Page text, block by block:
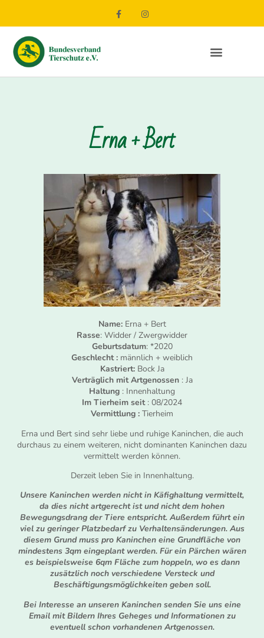
Erna + Bert
Name:Erna + Bert
Rasse: Widder / Zwergwidder
Geburtsdatum: *2020
Geschlecht : männlich + weiblich
Kastriert:Bock Ja
Verträglich mit Artgenossen: Ja
Haltung : Innenhaltung
Im Tierheim seit: 08/2024
Vermittlung : Tierheim
Erna und Bert sind sehr liebe und ruhige Kaninchen, die auch
durchaus zu einem weiteren, nicht dominanten Kaninchen dazu
vermittelt werden können.
Derzeit leben Sie in Innenhaltung.
Unsere Kaninchen werden nicht in Käfighaltung vermittelt,
da dies nicht artgerecht ist und nicht dem hohen
Bewegungsdrang der Tiere entspricht. Außerdem führt ein
viel zu geringer Platzbedarf zu Verhaltensänderungen. Aus
diesem Grund muss pro Kaninchen eine Grundfläche von
mindestens 3qm eingeplant werden. Für ein Pärchen wären
es beispielsweise 6qm Fläche zum hoppeln, wo es dann
zusätzlich noch verschiedene Versteck und
Beschäftigungsmöglichkeiten geben soll.
Bei Interesse an unseren Kaninchen senden Sie uns eine
Email mit Bildern Ihres Geheges und Informationen zu
eventuell schon vorhandenen Artgenossen.